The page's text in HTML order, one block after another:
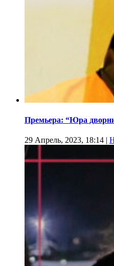
Премьера: “Юра
29 Апрель, 2023, 18:14 |